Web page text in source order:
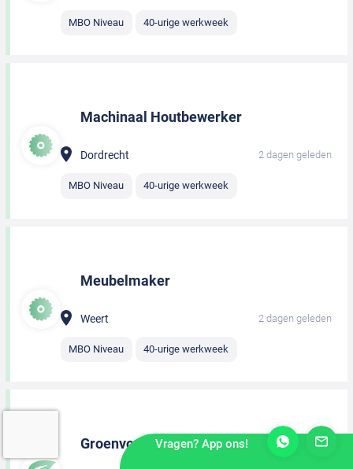
MBO Niveau 40-urige werkweek
Machinaal Houtbewerker
Dordrecht 2 dagen geleden
MBO Niveau 40-urige werkweek
Meubelmaker
Weert 2 dagen geleden
MBO Niveau 40-urige werkweek
GroenvoorzienerVragen? App ons!